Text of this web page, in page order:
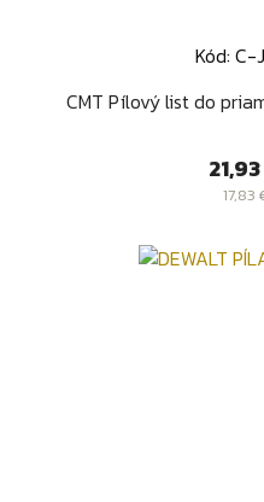
Kód: C-
CMT Pílový list do
Cena
17,83